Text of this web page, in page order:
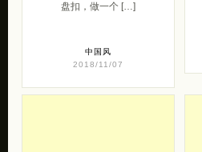
盘扣，做一个 […]
中国风
2018/11/07